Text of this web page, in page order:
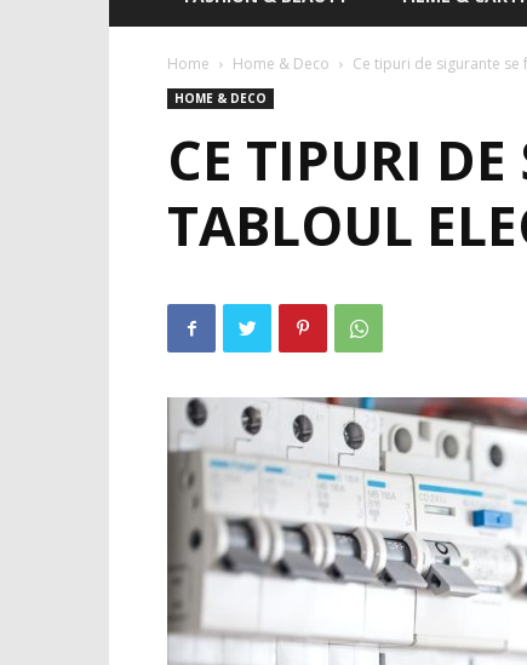
Home Home & Deco Ce tipuri de sigurante
HOME & DECO
CE TIPURI
TABLOUL